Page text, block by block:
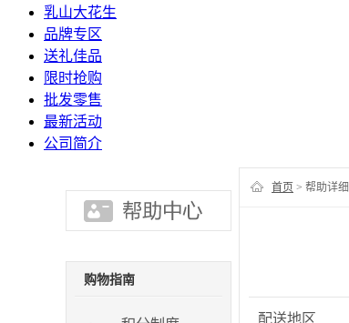
乳山大花生
品牌专区
送礼佳品
限时抢购
批发零售
最新活动
公司简介
购物指南
首页 > 帮助详细
配送地区